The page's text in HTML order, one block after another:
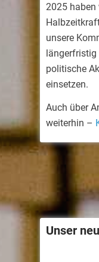
2025 haben
unsere
längerfristig
politische
einsetzen.
Auch über
weiterhin –
Unser